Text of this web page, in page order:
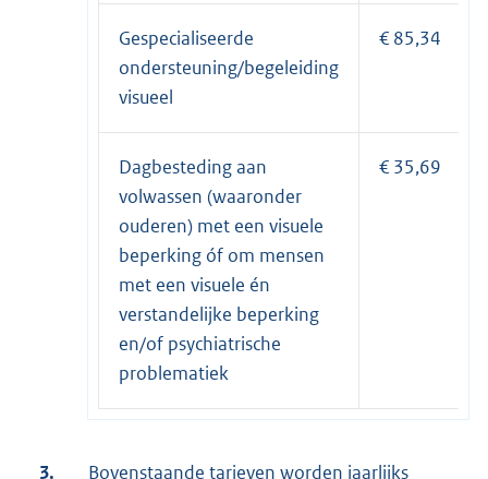
Gespecialiseerde
ondersteuning/begeleiding
visueel
€ 85,34
Dagbesteding aan
volwassen (waaronder
ouderen) met een visuele
beperking óf om mensen
met een visuele én
verstandelijke beperking
en/of psychiatrische
problematiek
€ 35,69
3.
Bovenstaande tarieven worden jaarlijks